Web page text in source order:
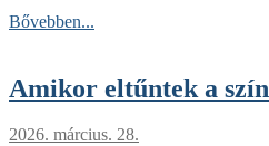
Bővebben...
Amikor eltűntek a
2026. március. 28.